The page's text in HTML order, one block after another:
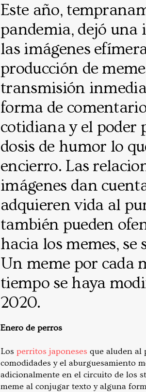
Este año,
pandemia, dejó una
las imágenes
producción de
transmisión
forma de
cotidiana y el poder
dosis de humor lo
encierro. Las
imágenes dan
adquieren vida al
también pueden
hacia los memes,
Un meme por cada
tiempo se haya
2020.
Enero de perros
Los perritos japoneses que aluden al
comodidades y el aburguesamiento
adicionalmente en el circuito de los
meme al conjugar texto y alguna